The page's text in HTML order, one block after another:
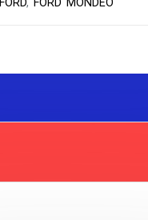
1